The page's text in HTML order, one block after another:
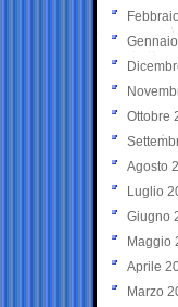
Ottobre
Agosto
Luglio
Giugno
Maggio
Aprile
Marzo